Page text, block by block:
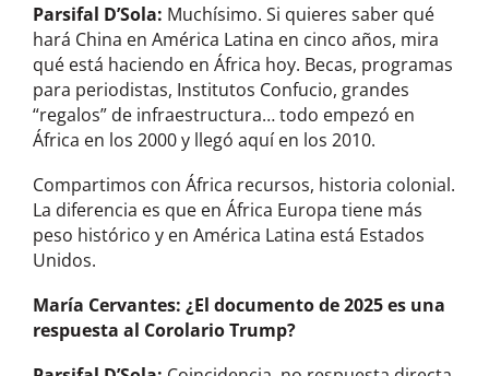
Parsifal D’Sola: Muchísimo. Si quieres saber qué
hará China en América Latina en cinco años, mira
qué está haciendo en África hoy. Becas, programas
para periodistas, Institutos Confucio, grandes
“regalos” de infraestructura… todo empezó en
África en los 2000 y llegó aquí en los 2010.
Compartimos con África recursos, historia colonial.
La diferencia es que en África Europa tiene más
peso histórico y en América Latina está Estados
Unidos.
María Cervantes: ¿El documento de 2025 es una
respuesta al Corolario Trump?